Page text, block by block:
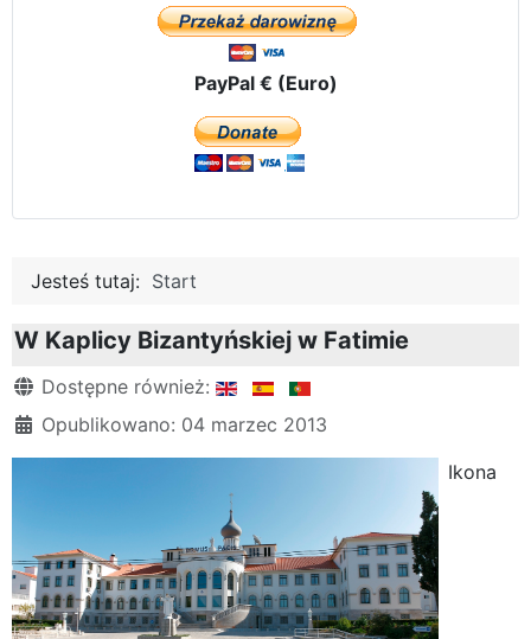
PayPal € (Euro)
Jesteś tutaj: Start
W Kaplicy Bizantyńskiej w Fatimie
Szczegóły
Dostępne również:
Opublikowano: 04 marzec 2013
Ikona